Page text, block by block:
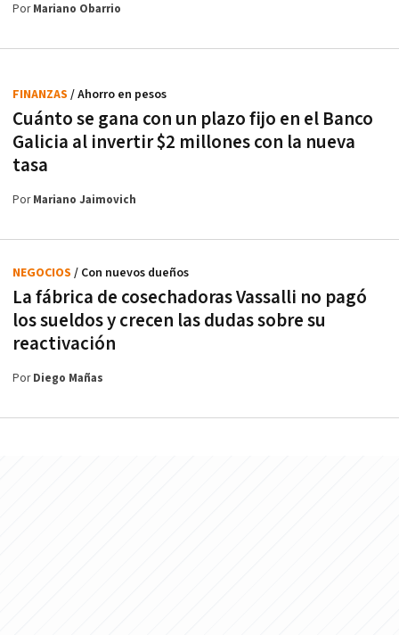
PorMariano Obarrio
Cuánto se gana con un plazo fijo en el Banco
Galicia al invertir $2 millones con la nueva
tasa
FINANZAS / Ahorro en pesos
PorMariano Jaimovich
La fábrica de cosechadoras Vassalli no pagó
los sueldos y crecen las dudas sobre su
reactivación
NEGOCIOS / Con nuevos dueños
PorDiego Mañas